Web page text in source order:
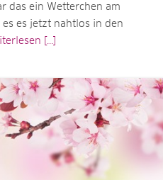
das ein Wetterchen am
es jetzt nahtlos in den
[...]